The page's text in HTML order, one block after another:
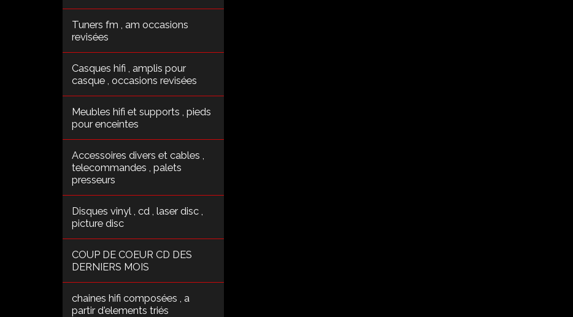
Tuners fm , am occasions
revisées
Casques hifi , amplis pour
casque , occasions revisées
Meubles hifi et supports , pieds
pour enceintes
Accessoires divers et cables ,
telecommandes , palets
presseurs
Disques vinyl , cd , laser disc ,
picture disc
COUP DE COEUR CD DES
DERNIERS MOIS
chaines hifi composées , a
partir d'elements triés